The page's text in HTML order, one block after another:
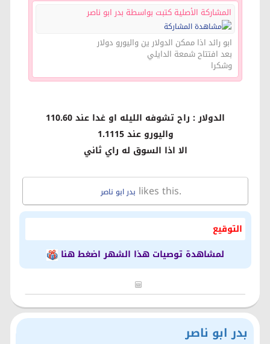
المشاركة الأصلية كتبت بواسطة بدر ابو ناصر
ابو رائد اذا ممكن الدولار ين واليورو دولار
بعد افتتاح شمعة الدايلي
وشكرا
الدولار : راح تشوفه الليله او غدا عند 110.60
واليورو عند 1.1115
الا اذا السوق له راي ثاني
بدر ابو ناصر likes this.
التوقيع
لمشاهدة توصيات هذا الشهر اضغط هنا
بدر ابو ناصر